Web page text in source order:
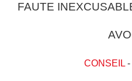
FAUTE
CONSEIL-